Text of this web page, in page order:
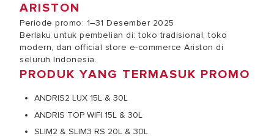
ARISTON
Periode promo: 1–31 Desember 2025
Berlaku untuk pembelian di: toko tradisional, toko
modern, dan official store e-commerce Ariston di
seluruh Indonesia.
PRODUK YANG TERMASUK PROMO
ANDRIS2 LUX 15L & 30L
ANDRIS TOP WIFI 15L & 30L
SLIM2 & SLIM3 RS 20L & 30L